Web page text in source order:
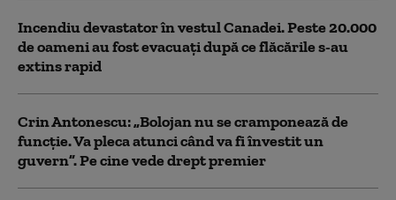
Incendiu devastator în vestul Canadei. Peste 20.000
de oameni au fost evacuați după ce flăcările s-au
extins rapid
Crin Antonescu: „Bolojan nu se cramponează de
funcție. Va pleca atunci când va fi învestit un
guvern”. Pe cine vede drept premier